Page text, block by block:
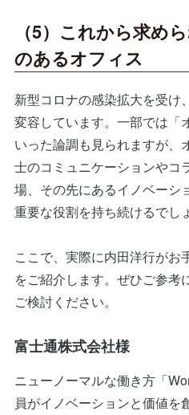
（5）これから求め
のあるオフィス
新型コロナの感染拡大を受け
変容しています。一部では「
いった論調も見られますが、
士のコミュニケーションやコ
場、その先にあるイノベーシ
重要な役割を持ち続けるでし
ここで、実際に内田洋行がお
をご紹介します。ぜひご参考
ご検討ください。
富士通株式会社様
ニューノーマルな働き方「
員がイノベーションと価値を